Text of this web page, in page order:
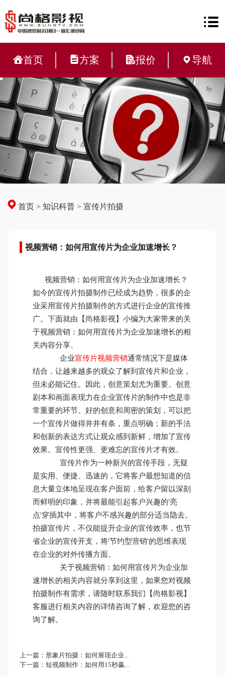
首页 方案 报价 导航
首页 >知识科普 >宣传片拍摄
视频营销：如何用宣传片为企业加速增长？
视频营销：如何用宣传片为企业加速增长？
如今的宣传片拍摄制作已经成为趋势，很多的企
业采用宣传片拍摄制作的方式进行企业的宣传推
广。下面就由【尚格影视】小编为大家带来的关
于视频营销：如何用宣传片为企业加速增长的相
关内容分享。
企业宣传片视频营销通常情况下是媒体
结合，让越来越多的观众了解到宣传片和企业，
但未必能记住。因此，创意策划尤为重要。创意
剧本和画面表现力在企业宣传片的制作中也是非
常重要的环节。好的创意和周密的策划，可以把
一个宣传片做得井井有条，重点明确；新的手法
和创新的表达方式让观众感到新鲜，增加了宣传
效果。宣传性更强、更难忘的宣传片才有效。
宣传片作为一种新兴的宣传手段，无疑
是实用、便捷、迅速的，它将客户最想知道的信
息大量立体地呈现在客户面前，给客户留以深刻
而鲜明的印象，并将最能引起客户兴趣的'亮
点'穿插其中，将客户不感兴趣的部分适当隐去。
拍摄宣传片，不仅能提升企业的宣传效率，也节
省企业的宣传开支，将'节约型营销'的思维表现
在企业的对外传播方面。
关于视频营销：如何用宣传片为企业加
速增长的相关内容就分享到这里，如果您对视频
拍摄制作有需求，请随时联系我们【尚格影视】
客服进行相关内容的详情咨询了解，欢迎您的咨
询了解。
上一篇：形象片拍摄：如何展现企业...
下一篇：短视频制作：如何用15秒赢...